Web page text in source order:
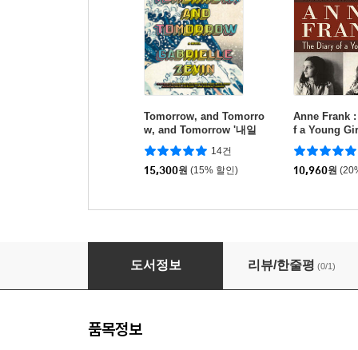
Tomorrow, and Tomorro
w, and Tomorrow '내일
또 내일 또 내일' 원서
14건
15,300원 (15% 할인)
Anne Frank
f a Young
10,960원
On Earth We're Briefly Gorgeous
도서정보 리뷰/한줄평 (0/1)
품목정보